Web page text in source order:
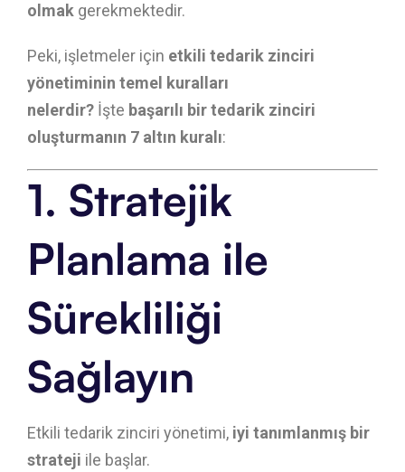
olmak gerekmektedir.
Peki, işletmeler için etkili tedarik zinciri
yönetiminin temel kuralları
nelerdir? İşte başarılı bir tedarik zinciri
oluşturmanın 7 altın kuralı:
1. Stratejik
Planlama ile
Sürekliliği
Sağlayın
Etkili tedarik zinciri yönetimi, iyi tanımlanmış bir
strateji ile başlar.